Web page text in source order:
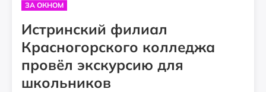
ЗА ОКНОМ
Истринский филиал
Красногорского колледжа
провёл экскурсию для
школьников